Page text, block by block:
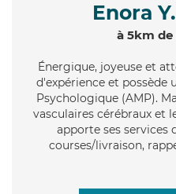
Enora
à 5km de
Énergique, joyeuse et
d'expérience et possède
Psychologique (AMP).
vasculaires cérébraux et
apporte ses services
courses/livraison,